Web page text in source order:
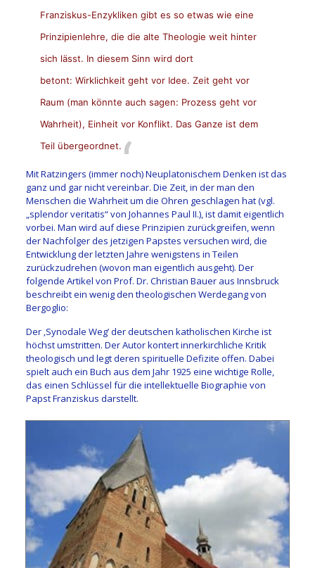
Franziskus-Enzykliken gibt es so etwas wie eine
Prinzipienlehre, die die alte Theologie weit hinter
sich lässt. In diesem Sinn wird dort
betont: Wirklichkeit geht vor Idee. Zeit geht vor
Raum (man könnte auch sagen: Prozess geht vor
Wahrheit), Einheit vor Konflikt. Das Ganze ist dem
Teil übergeordnet.
Mit Ratzingers (immer noch) Neuplatonischem Denken ist das
ganz und gar nicht vereinbar. Die Zeit, in der man den
Menschen die Wahrheit um die Ohren geschlagen hat (vgl.
„splendor veritatis“ von Johannes Paul II.), ist damit eigentlich
vorbei. Man wird auf diese Prinzipien zurückgreifen, wenn
der Nachfolger des jetzigen Papstes versuchen wird, die
Entwicklung der letzten Jahre wenigstens in Teilen
zurückzudrehen (wovon man eigentlich ausgeht). Der
folgende Artikel von Prof. Dr. Christian Bauer aus Innsbruck
beschreibt ein wenig den theologischen Werdegang von
Bergoglio:
Der ‚Synodale Weg’ der deutschen katholischen Kirche ist
höchst umstritten. Der Autor kontert innerkirchliche Kritik
theologisch und legt deren spirituelle Defizite offen. Dabei
spielt auch ein Buch aus dem Jahr 1925 eine wichtige Rolle,
das einen Schlüssel für die intellektuelle Biographie von
Papst Franziskus darstellt.